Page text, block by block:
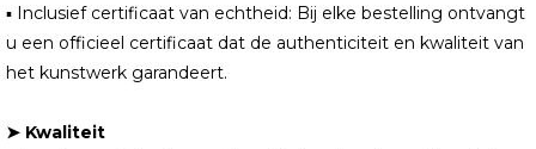
▪ Inclusief certificaat van echtheid: Bij elke bestelling ontvangt
u een officieel certificaat dat de authenticiteit en kwaliteit van
het kunstwerk garandeert.
➤ Kwaliteit